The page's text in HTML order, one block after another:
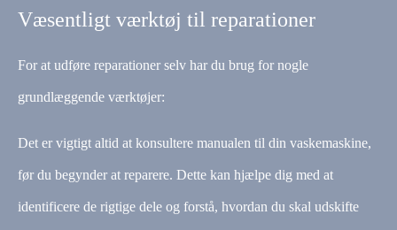
Væsentligt værktøj til reparationer
For at udføre reparationer selv har du brug for nogle
grundlæggende værktøjer:
Det er vigtigt altid at konsultere manualen til din vaskemaskine,
før du begynder at reparere. Dette kan hjælpe dig med at
identificere de rigtige dele og forstå, hvordan du skal udskifte